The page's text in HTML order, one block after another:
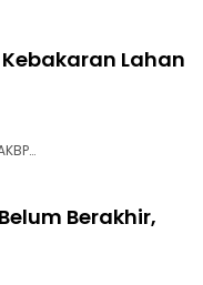
Lahan
Berakhir,